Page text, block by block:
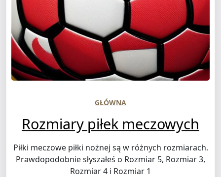
GŁÓWNA
Rozmiary piłek meczowych
Piłki meczowe piłki nożnej są w różnych rozmiarach.
Prawdopodobnie słyszałeś o Rozmiar 5, Rozmiar 3,
Rozmiar 4 i Rozmiar 1